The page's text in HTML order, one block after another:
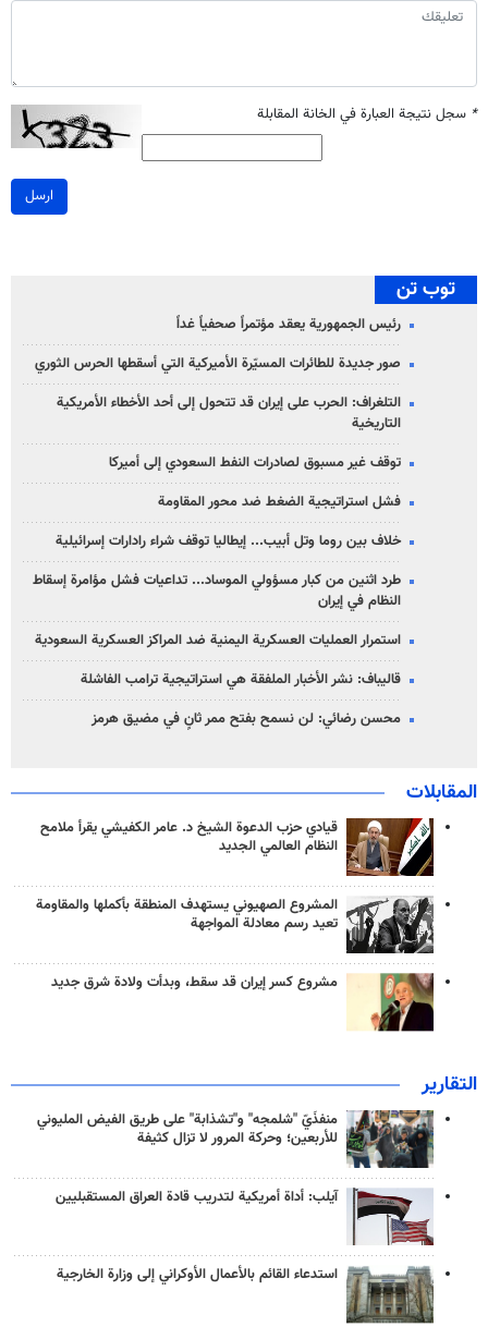
* سجل نتيجة العبارة في الخانة المقابلة
ارسل
توب تن
رئيس الجمهورية يعقد مؤتمراً صحفياً غداً
صور جديدة للطائرات المسيّرة الأميركية التي أسقطها الحرس الثوري
التلغراف: الحرب على إيران قد تتحول إلى أحد الأخطاء الأمريكية
التاريخية
توقف غير مسبوق لصادرات النفط السعودي إلى أميركا
فشل استراتيجية الضغط ضد محور المقاومة
خلاف بين روما وتل أبيب... إيطاليا توقف شراء رادارات إسرائيلية
طرد اثنين من كبار مسؤولي الموساد... تداعيات فشل مؤامرة إسقاط
النظام في إيران
استمرار العمليات العسكرية اليمنية ضد المراكز العسكرية السعودية
قاليباف: نشر الأخبار الملفقة هي استراتيجية ترامب الفاشلة
محسن رضائي: لن نسمح بفتح ممر ثانٍ في مضيق هرمز
المقابلات
قيادي حزب الدعوة الشيخ د. عامر الكفيشي يقرأ ملامح
النظام العالمي الجديد
المشروع الصهيوني يستهدف المنطقة بأكملها والمقاومة
تعيد رسم معادلة المواجهة
مشروع كسر إيران قد سقط، وبدأت ولادة شرق جديد
التقارير
منفذَيّ "شلمجه" و"تشذابة" على طريق الفيض المليوني
للأربعين؛ وحركة المرور لا تزال كثيفة
آيلب: أداة أمريكية لتدريب قادة العراق المستقبليين
استدعاء القائم بالأعمال الأوكراني إلى وزارة الخارجية